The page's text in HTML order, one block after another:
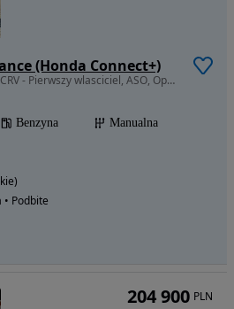
(Honda Connect+)
1498 cm3 • 173 KM • Honda CRV - Pierwszy wlasciciel, ASO, Opony zimowe, mały przebieg
Benzyna
Manualna
Podbite
204 900 PLN